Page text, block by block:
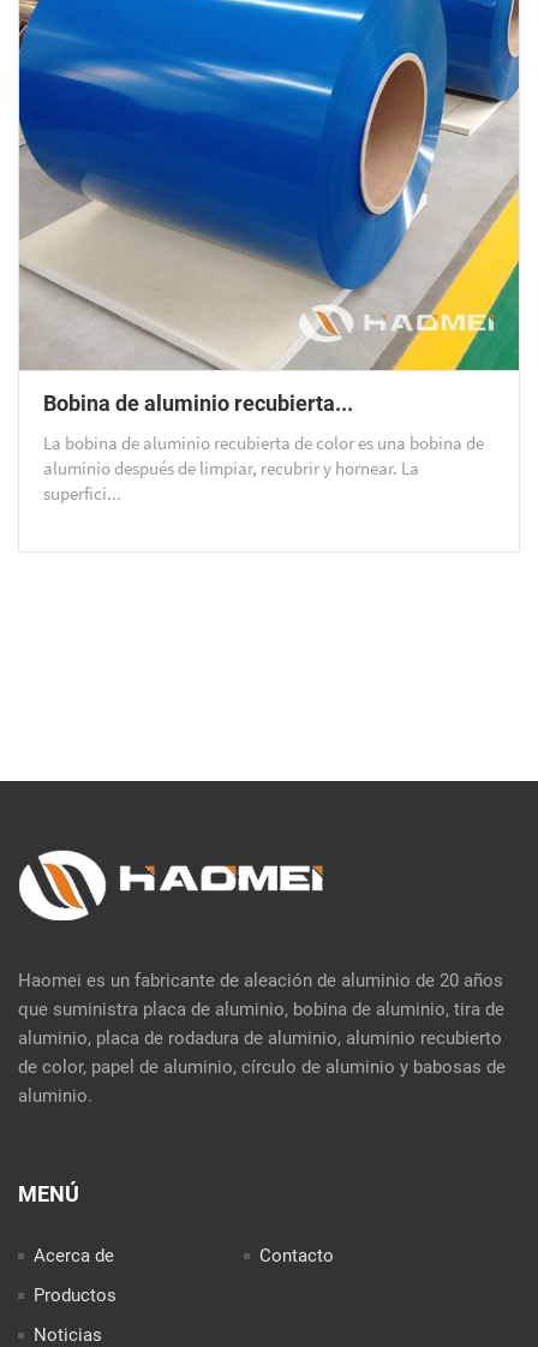
Bobina de aluminio recubierta...
La bobina de aluminio recubierta de color es una bobina de
aluminio después de limpiar, recubrir y hornear. La
superfici...
Haomei es un fabricante de aleación de aluminio de 20 años
que suministra placa de aluminio, bobina de aluminio, tira de
aluminio, placa de rodadura de aluminio, aluminio recubierto
de color, papel de aluminio, círculo de aluminio y babosas de
aluminio.
MENÚ
Acerca de
Productos
Noticias
Contacto